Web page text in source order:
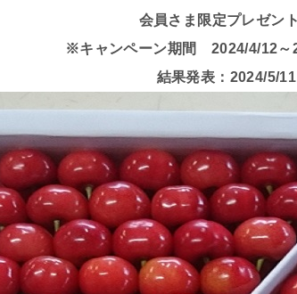
会員さま限定プレゼント
※キャンペーン期間 2024/4/12～
結果発表：2024/5/11